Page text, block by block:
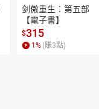
剑傲重生：第五部
【電子書】
$315
1 % (賺3點)